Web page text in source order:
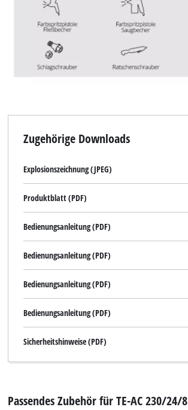
Zugehörige Downloads
Explosionszeichnung (JPEG)
Produktblatt (PDF)
Bedienungsanleitung (PDF)
Bedienungsanleitung (PDF)
Bedienungsanleitung (PDF)
Bedienungsanleitung (PDF)
Sicherheitshinweise (PDF)
Passendes Zubehör für TE-AC 230/24/8